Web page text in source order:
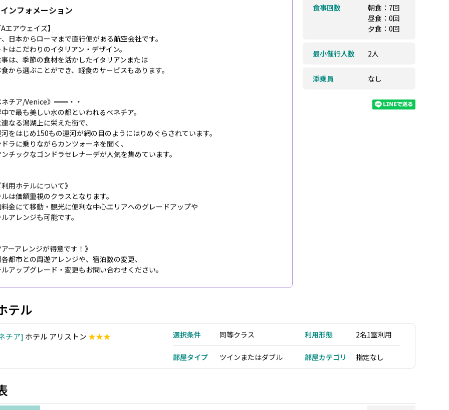
インフォメーション
エアウェイズ】
日本からローマまで直行便がある航空会社です。
はこだわりのイタリアン・デザイン。
は、季節の食材を活かしたイタリアンまたは
から選ぶことができ、軽食のサービスもあります。
ネチア/Venice》━━・・
で最も美しい水の都といわれるベネチア。
なる潟湖上に栄えた街で、
をはじめ150もの運河が網の目のようにはりめぐらされています。
ラに乗りながらカンツォーネを聞く、
チックなゴンドラセレナーデが人気を集めています。
用ホテルについて》
は価額重視のクラスとなります。
金にて移動・観光に便利な中心エリアへのグレードアップや
アレンジも可能です。
ーアレンジが得意です！》
都市との周遊アレンジや、宿泊数の変更、
アップグレード・変更もお問い合わせください。
食事回数
朝食：7回
昼食：0回
夕食：0回
最小催行人数 2人
添乗員 なし
テル
チア ホテル アリストン ★★★ 選択条件 同等クラス 利用形態 2名1室利用
部屋タイプ ツインまたはダブル 部屋カテゴリ 指定なし